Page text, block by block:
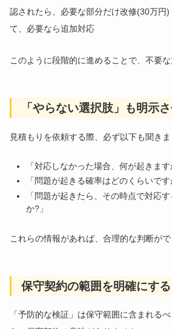
認されたら、必要な部分だけ改修(30万円)
て、必要なら追加対応
このように段階的に進めることで、不要な
「やらない選択肢」も明示
見積もりを依頼する際、必ず以下も聞き
「対応しなかった場合、何が起きます
「問題が起きる確率はどのくらいです
「問題が起きたら、その時点で対応
か?」
これらの情報があれば、合理的な判断がで
保守契約の範囲を明確にする
「予防的な検証」は保守範囲に含まれる